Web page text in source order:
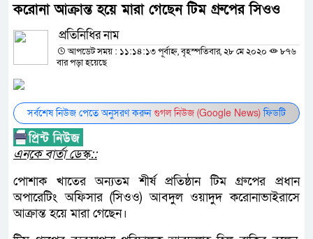
করোনা আক্রান্ত হয়ে মারা গেছেন টিম গ্রুপের সিওও
প্রতিনিধির নাম
আপডেট সময় : ১১:১৪:১৩ পূর্বাহ্ন, বৃহস্পতিবার, ২৮ মে ২০২০
৮৭৬
বার পড়া হয়েছে
সর্বশেষ নিউজ পেতে অনুসরণ করুনগুগল নিউজ (Google News)ফিডটি
এনকে বার্তা ডেস্ক::
পোশাক খাতের অন্যতম শীর্ষ প্রতিষ্ঠান টিম গ্রুপের প্রধান
অপারেটিং অফিসার (সিওও) আবদুল ওয়াদুদ করোনাভাইরাসে
আক্রান্ত হয়ে মারা গেছেন।